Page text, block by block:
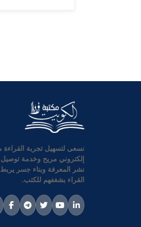
نسعى لتسهيل تجربة
إلكتروني مريح وخدمة
نشر المعرفة وبناء جسر يربط
القراء بشغفهم للكتب.